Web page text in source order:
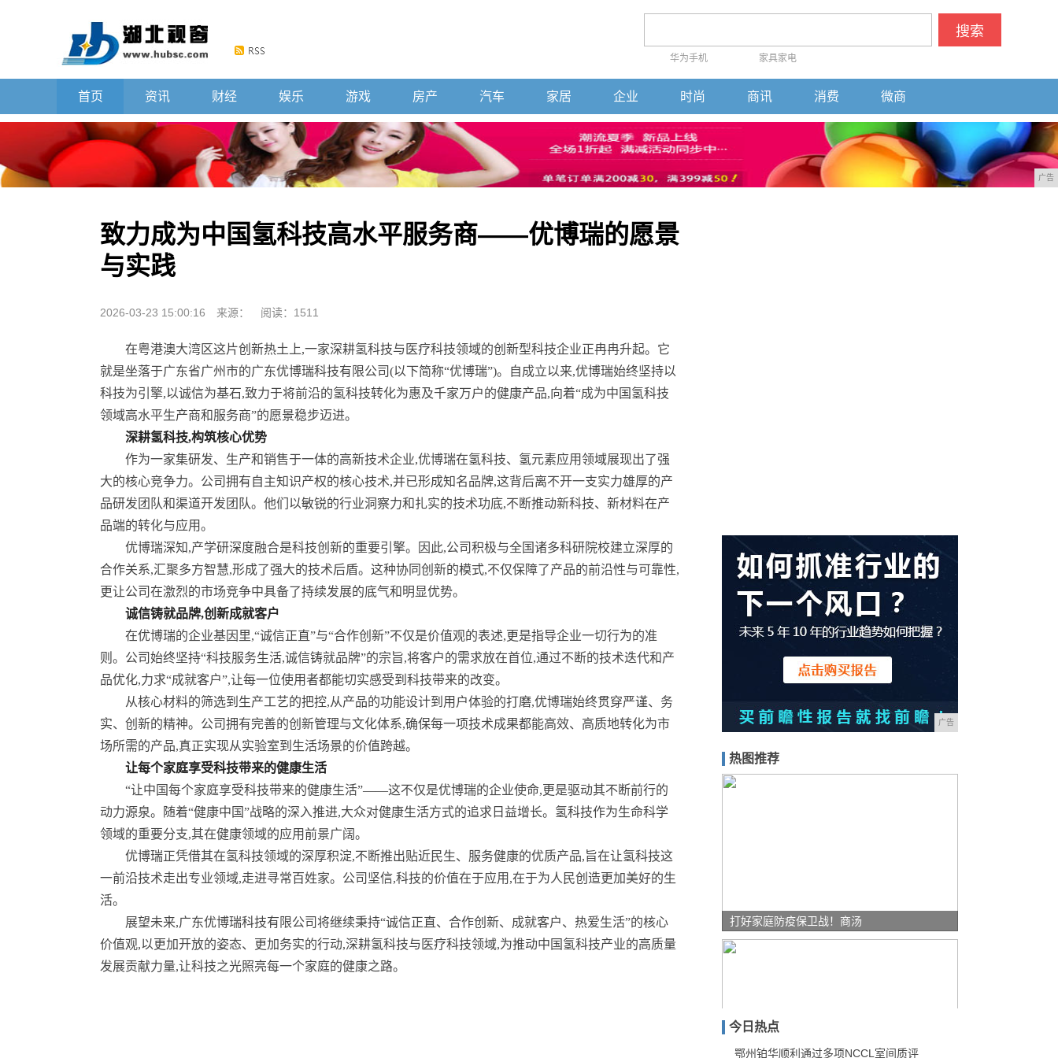
搜索
华为手机 家具家电
首页 资讯 财经 娱乐 游戏 房产 汽车 家居 企业 时尚 商讯 消费 微商
广告
致力成为中国氢科技高水平服务商——优博瑞的愿景
与实践
2026-03-23 15:00:16 来源： 阅读：1511
在粤港澳大湾区这片创新热土上,一家深耕氢科技与医疗科技领域的创新型科技企业正冉冉升起。它
就是坐落于广东省广州市的广东优博瑞科技有限公司(以下简称“优博瑞”)。自成立以来,优博瑞始终坚持以
科技为引擎,以诚信为基石,致力于将前沿的氢科技转化为惠及千家万户的健康产品,向着“成为中国氢科技
领域高水平生产商和服务商”的愿景稳步迈进。
深耕氢科技,构筑核心优势
作为一家集研发、生产和销售于一体的高新技术企业,优博瑞在氢科技、氢元素应用领域展现出了强
大的核心竞争力。公司拥有自主知识产权的核心技术,并已形成知名品牌,这背后离不开一支实力雄厚的产
品研发团队和渠道开发团队。他们以敏锐的行业洞察力和扎实的技术功底,不断推动新科技、新材料在产
品端的转化与应用。
优博瑞深知,产学研深度融合是科技创新的重要引擎。因此,公司积极与全国诸多科研院校建立深厚的
合作关系,汇聚多方智慧,形成了强大的技术后盾。这种协同创新的模式,不仅保障了产品的前沿性与可靠性,
更让公司在激烈的市场竞争中具备了持续发展的底气和明显优势。
诚信铸就品牌,创新成就客户
在优博瑞的企业基因里,“诚信正直”与“合作创新”不仅是价值观的表述,更是指导企业一切行为的准
则。公司始终坚持“科技服务生活,诚信铸就品牌”的宗旨,将客户的需求放在首位,通过不断的技术迭代和产
品优化,力求“成就客户”,让每一位使用者都能切实感受到科技带来的改变。
从核心材料的筛选到生产工艺的把控,从产品的功能设计到用户体验的打磨,优博瑞始终贯穿严谨、务
实、创新的精神。公司拥有完善的创新管理与文化体系,确保每一项技术成果都能高效、高质地转化为市
场所需的产品,真正实现从实验室到生活场景的价值跨越。
让每个家庭享受科技带来的健康生活
“让中国每个家庭享受科技带来的健康生活”——这不仅是优博瑞的企业使命,更是驱动其不断前行的
动力源泉。随着“健康中国”战略的深入推进,大众对健康生活方式的追求日益增长。氢科技作为生命科学
领域的重要分支,其在健康领域的应用前景广阔。
优博瑞正凭借其在氢科技领域的深厚积淀,不断推出贴近民生、服务健康的优质产品,旨在让氢科技这
一前沿技术走出专业领域,走进寻常百姓家。公司坚信,科技的价值在于应用,在于为人民创造更加美好的生
活。
展望未来,广东优博瑞科技有限公司将继续秉持“诚信正直、合作创新、成就客户、热爱生活”的核心
价值观,以更加开放的姿态、更加务实的行动,深耕氢科技与医疗科技领域,为推动中国氢科技产业的高质量
发展贡献力量,让科技之光照亮每一个家庭的健康之路。
广告
热图推荐
打好家庭防疫保卫战！商汤
今日热点
鄂州铂华顺利通过多项NCCL室间质评